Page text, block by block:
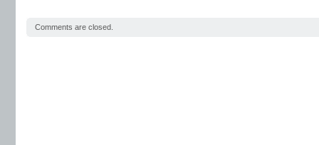
Comments are closed.